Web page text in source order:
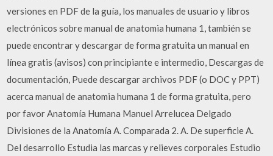
versiones en PDF de la guía, los manuales de usuario y libros
electrónicos sobre manual de anatomia humana 1, también se
puede encontrar y descargar de forma gratuita un manual en
línea gratis (avisos) con principiante e intermedio, Descargas de
documentación, Puede descargar archivos PDF (o DOC y PPT)
acerca manual de anatomia humana 1 de forma gratuita, pero
por favor Anatomía Humana Manuel Arrelucea Delgado
Divisiones de la Anatomía A. Comparada 2. A. De superficie A.
Del desarrollo Estudia las marcas y relieves corporales Estudio